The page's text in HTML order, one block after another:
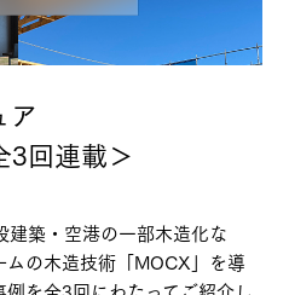
ア
3回連載＞
築・空港の一部木造化な
ムの木造技術「MOCX」を導